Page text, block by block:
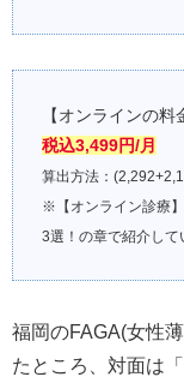
【オンラインの料
税込3,499円/月
算出方法：
※【オンライン診療
3選！の章で紹介して
福岡のFAGA(女性
たところ、対面は「